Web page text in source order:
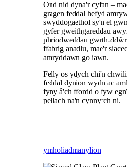
Ond nid dyna'r cyfan –
gragen feddal hefyd
swyddogaethol sy'n ei
gyfer gweithgareddau
phriodweddau gwrth-
ffabrig anadlu, mae'r
amryddawn go iawn.
Felly os ydych chi'n
feddal dynion wydn ac
fyny â'ch ffordd o fyw
pellach na'n cynnyrch ni.
ymholiadmanylion